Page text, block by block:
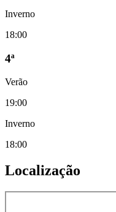
Inverno
18:00
4ª
Verão
19:00
Inverno
18:00
Localização